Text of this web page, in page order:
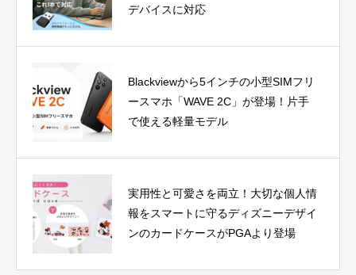
デバイスに対応
Blackviewから5インチの小型SIMフリ
ースマホ「WAVE 2C」が登場！片手
で使える軽量モデル
実用性と可愛さを両立！大切な個人情
報をスマートに守るディズニーデザイ
ンのカードケースがPGAより登場